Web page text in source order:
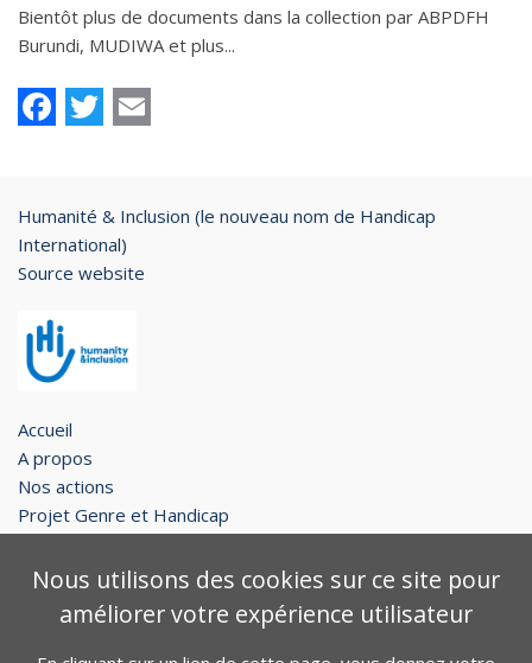
Bientôt plus de documents dans la collection par ABPDFH
Burundi, MUDIWA et plus...
Humanité & Inclusion (le nouveau nom de Handicap
International)
Source website
Accueil
A propos
Nos actions
Projet Genre et Handicap
Legal notice
Contact
Plan du site
Nous utilisons des cookies sur ce site pour
améliorer votre expérience utilisateur